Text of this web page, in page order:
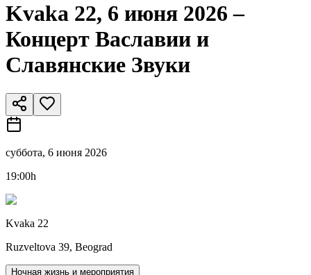
Kvaka 22, 6 июня 2026 –
Концерт Ваславии и
Славянские Звуки
суббота, 6 июня 2026
19:00h
Kvaka 22
Ruzveltova 39, Beograd
Ночная жизнь и мероприятия